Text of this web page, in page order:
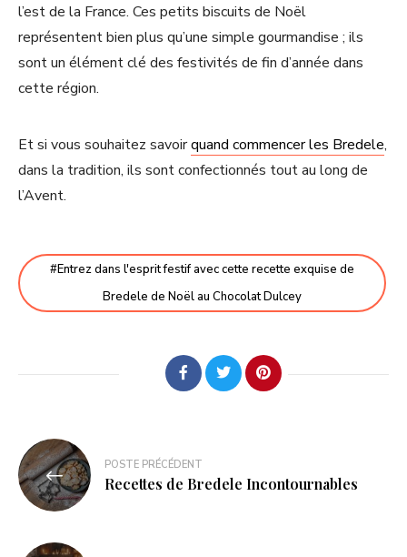
l’est de la France. Ces petits biscuits de Noël
représentent bien plus qu’une simple gourmandise ; ils
sont un élément clé des festivités de fin d’année dans
cette région.
Et si vous souhaitez savoirquand commencer les Bredele,
dans la tradition, ils sont confectionnés tout au long de
l’Avent.
Entrez dans l'esprit festif avec cette recette exquise de
Bredele de Noël au Chocolat Dulcey
POSTE PRÉCÉDENT
Recettes de Bredele Incontournables